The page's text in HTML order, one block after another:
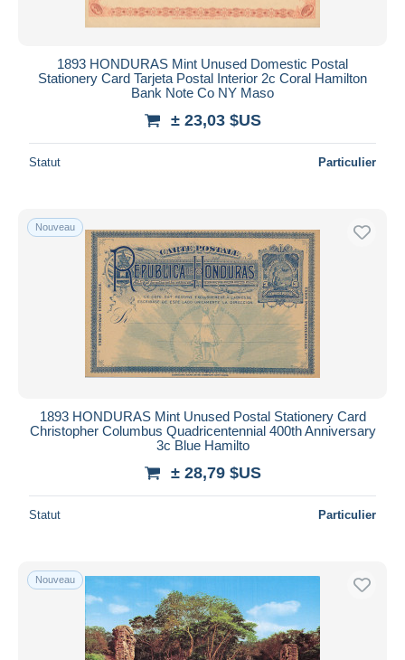
1893 HONDURAS Mint Unused Domestic Postal
Stationery Card Tarjeta Postal Interior 2c Coral Hamilton
Bank Note Co NY Maso
± 23,03 $US
Statut Particulier
Nouveau
1893 HONDURAS Mint Unused Postal Stationery Card
Christopher Columbus Quadricentennial 400th Anniversary
3c Blue Hamilto
± 28,79 $US
Statut Particulier
Nouveau